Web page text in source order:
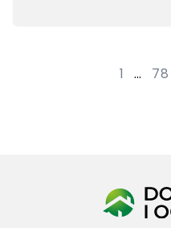
1 … 78